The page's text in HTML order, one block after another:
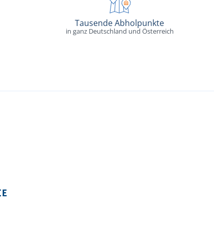
Tausende Abholpunkte
in ganz Deutschland und Österreich